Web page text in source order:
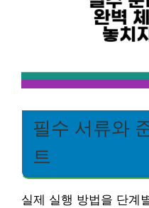
필수 서류와
트
실제 실행 방법을 단계